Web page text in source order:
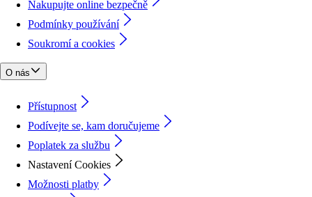
Nakupujte online bezpečně
Podmínky používání
Soukromí a cookies
O nás
Přístupnost
Podívejte se, kam doručujeme
Poplatek za službu
Nastavení Cookies
Možnosti platby